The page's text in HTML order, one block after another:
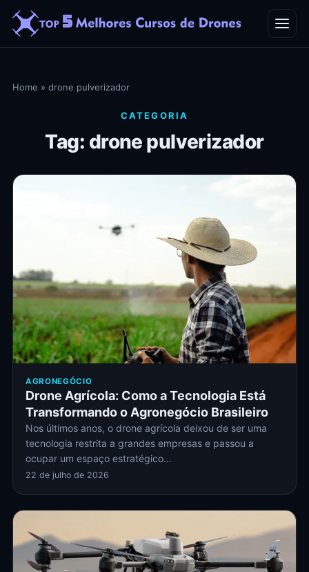
Contato
Home » drone pulverizador
CATEGORIA
Tag: drone pulverizador
AGRONEGÓCIO
Drone Agrícola: Como a Tecnologia Está
Transformando o Agronegócio Brasileiro
Nos últimos anos, o drone agrícola deixou de ser uma
tecnologia restrita a grandes empresas e passou a
ocupar um espaço estratégico…
22 de julho de 2026